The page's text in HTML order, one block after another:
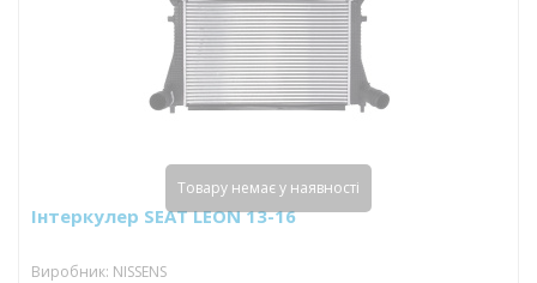
Інтеркулер SEAT LEON 13-16
Виробник: NISSENS
Товару немає у наявності